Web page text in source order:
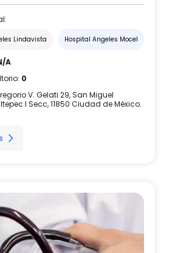
Lindavista Hospital Angeles Mocel
A
0
V. Gelati 29, San Miguel
I Secc, 11850 Ciudad de México.